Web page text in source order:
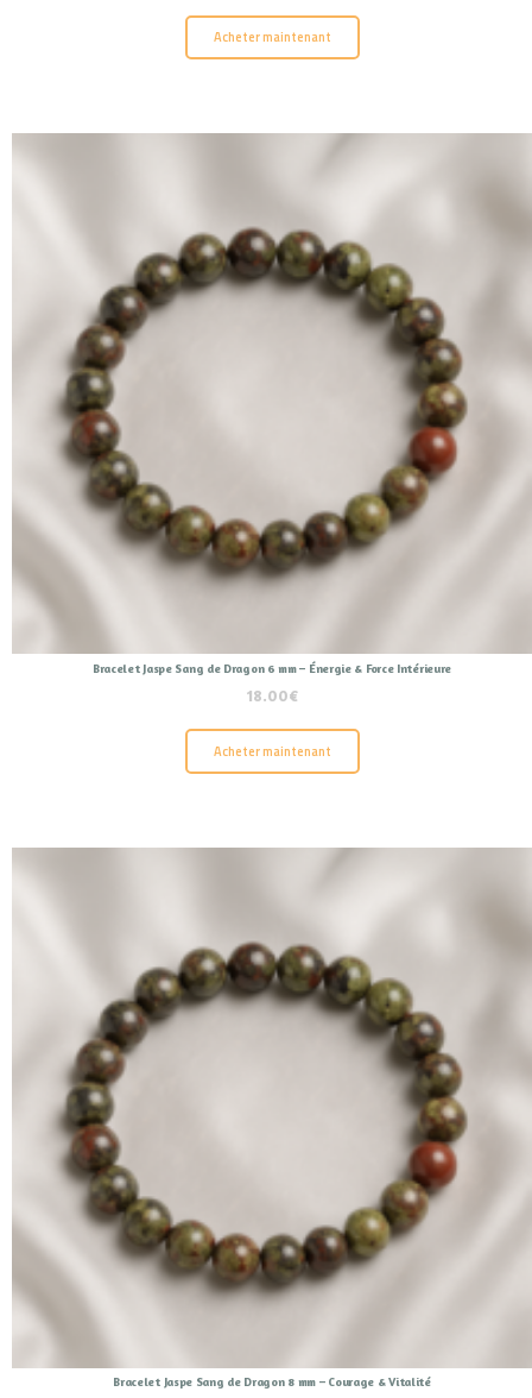
Acheter maintenant
Bracelet Jaspe Sang de Dragon 6 mm – Énergie & Force Intérieure
18.00€
Acheter maintenant
Bracelet Jaspe Sang de Dragon 8 mm – Courage & Vitalité